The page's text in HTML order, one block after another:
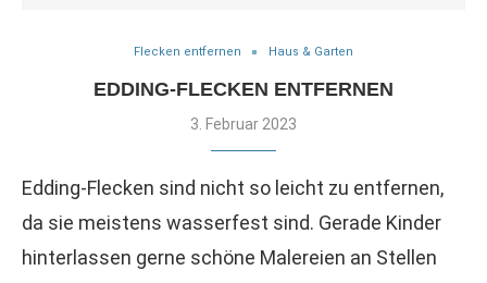
Flecken entfernen Haus & Garten
EDDING-FLECKEN ENTFERNEN
3. Februar 2023
Edding-Flecken sind nicht so leicht zu entfernen,
da sie meistens wasserfest sind. Gerade Kinder
hinterlassen gerne schöne Malereien an Stellen